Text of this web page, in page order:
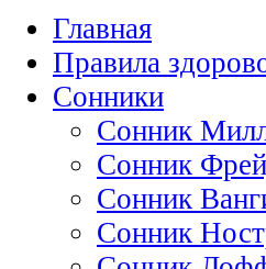
Главная
Правила
Сонники
Сонник
Сонник
Сонник
Сонник